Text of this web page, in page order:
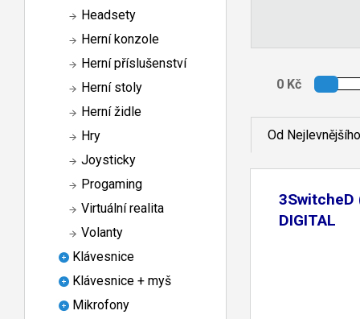
Headsety
Herní konzole
Herní příslušenství
Herní stoly
Herní židle
Hry
Joysticky
Progaming
Virtuální realita
Volanty
Klávesnice
Klávesnice + myš
Mikrofony
Od Nejlevnějšího
3SwitcheD
DIGITAL